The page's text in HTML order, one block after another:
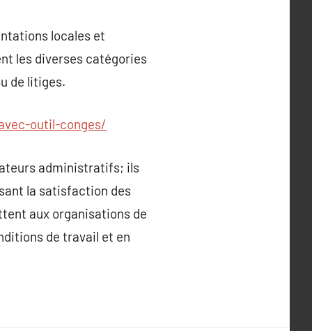
locales et
les diverses catégories
de litiges.
outil-conges/
administratifs; ils
la satisfaction des
aux organisations de
de travail et en